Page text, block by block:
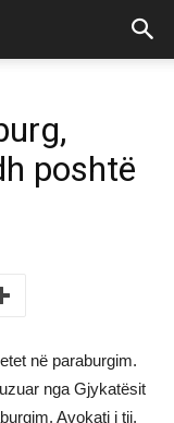
poshtë
në paraburgim.
nga Gjykatësit
Avokati i tij,